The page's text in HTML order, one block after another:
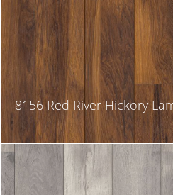
8156 Red River Hickory